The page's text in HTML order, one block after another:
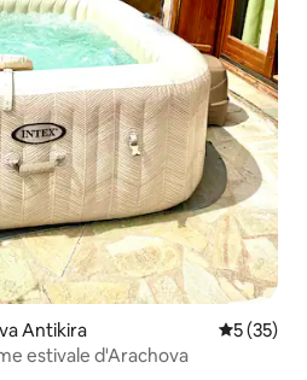
Antikira Note
5 (35)
estivale d'Arachova